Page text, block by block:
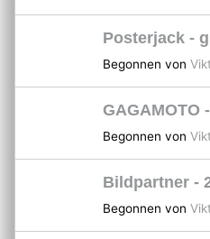
Posterjack -
Begonnen von
GAGAMOTO
Begonnen von
Bildpartner -
Begonnen von